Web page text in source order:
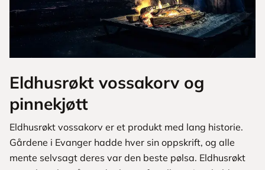
Eldhusrøkt vossakorv og
pinnekjøtt
Eldhusrøkt vossakorv er et produkt med lang historie.
Gårdene i Evanger hadde hver sin oppskrift, og alle
mente selvsagt deres var den beste pølsa. Eldhusrøkt